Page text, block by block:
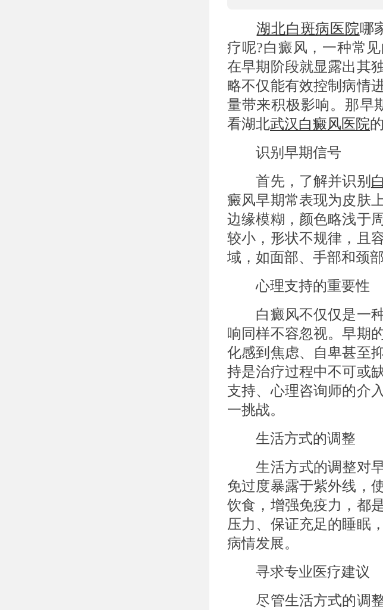
湖北白斑病医院哪
疗呢?白癜风，一种常
在早期阶段就显露出其
略不仅能有效控制病情
量带来积极影响。那早
看湖北武汉白癜风医院
识别早期信号
首先，了解并识别
癜风早期常表现为皮肤
边缘模糊，颜色略浅于
较小，形状不规律，且
域，如面部、手部和颈部
心理支持的重要性
白癜风不仅仅是一种
响同样不容忽视。早期
化感到焦虑、自卑甚至
持是治疗过程中不可或
支持、心理咨询师的介
一挑战。
生活方式的调整
生活方式的调整对早
免过度暴露于紫外线，
饮食，增强免疫力，都
压力、保证充足的睡眠
病情发展。
寻求专业医疗建议
尽管生活方式的调整